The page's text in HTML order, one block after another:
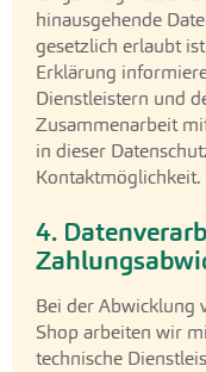
hinausgehende
gesetzlich erlaubt
Erklärung
Dienstleistern und
Zusammenarbeit
in dieser
Kontaktmöglichkeit.
4.
Bei der Abwicklung
Shop arbeiten wir
technische